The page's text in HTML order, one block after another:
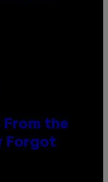
From the
Forgot